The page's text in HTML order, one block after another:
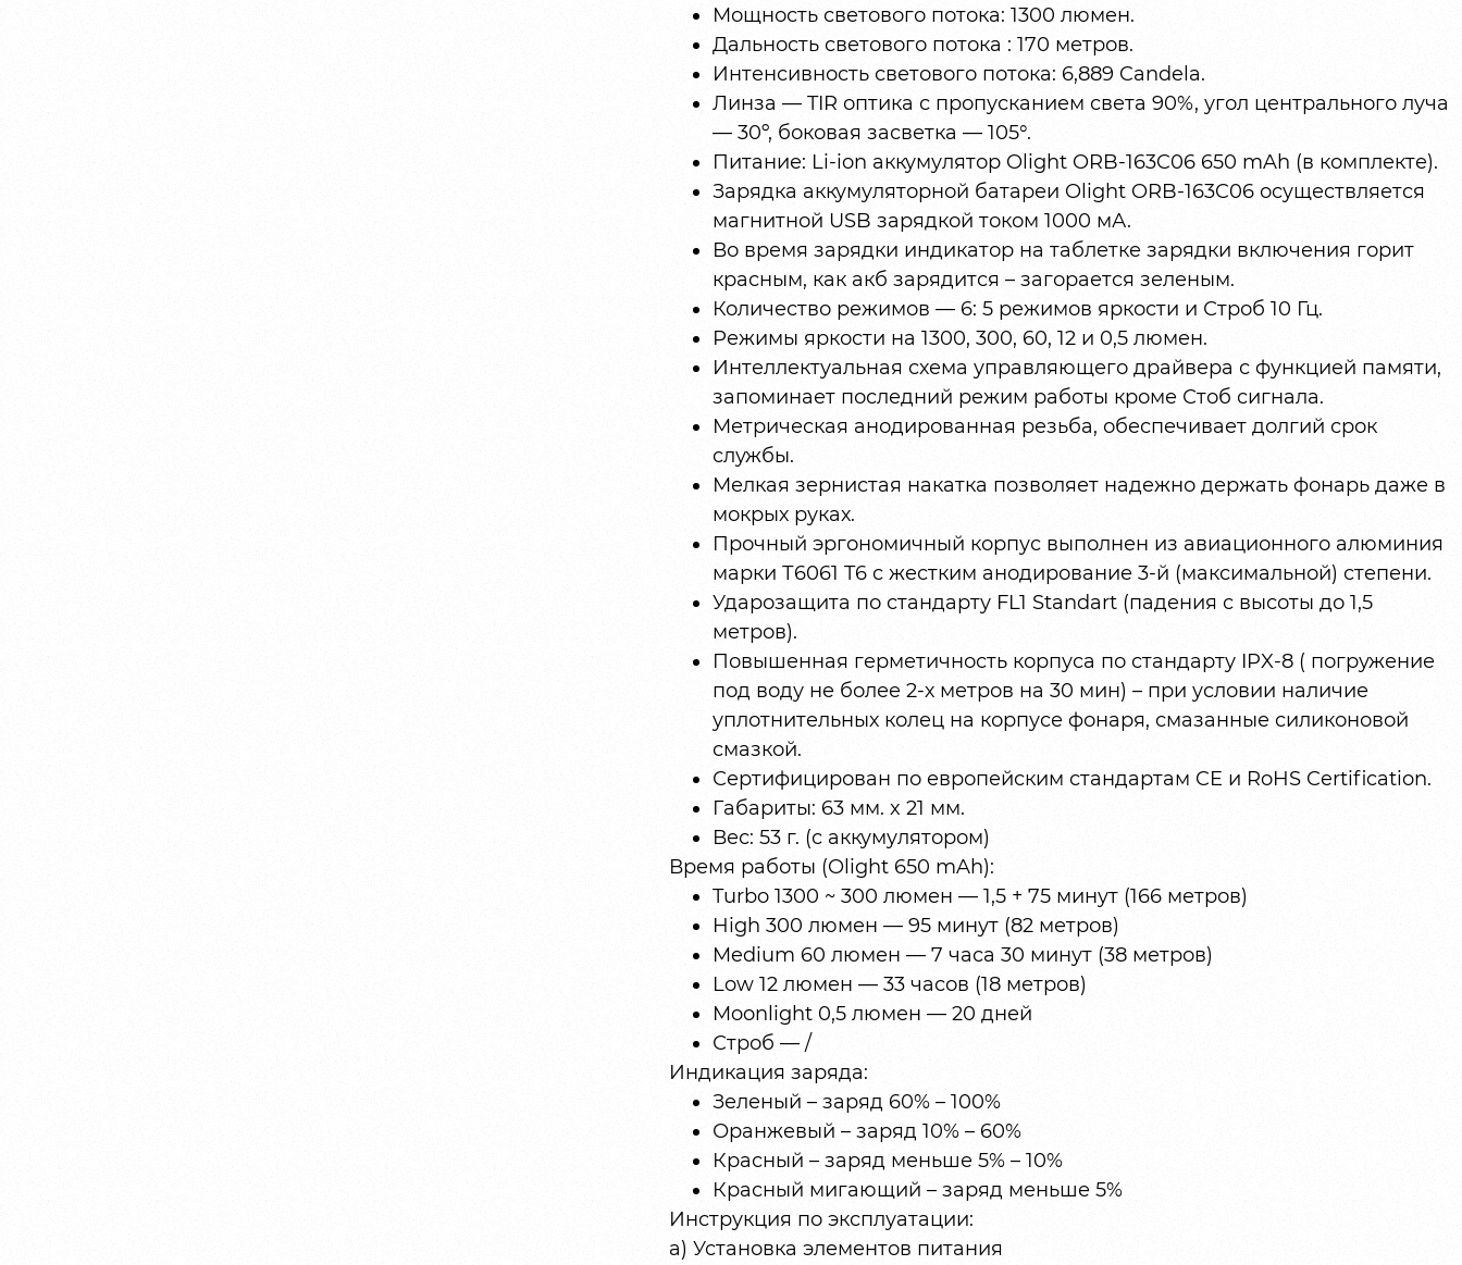
Мощность светового потока: 1300 люмен.
Дальность светового потока : 170 метров.
Интенсивность светового потока: 6,889 Candela.
Линза — TIR оптика с пропусканием света 90%, угол центрального луча
— 30º, боковая засветка — 105°.
Питание: Li-ion аккумулятор Olight ORB-163C06 650 mAh (в комплекте).
Зарядка аккумуляторной батареи Olight ORB-163C06 осуществляется
магнитной USB зарядкой током 1000 мА.
Во время зарядки индикатор на таблетке зарядки включения горит
красным, как акб зарядится – загорается зеленым.
Количество режимов — 6: 5 режимов яркости и Строб 10 Гц.
Режимы яркости на 1300, 300, 60, 12 и 0,5 люмен.
Интеллектуальная схема управляющего драйвера с функцией памяти,
запоминает последний режим работы кроме Стоб сигнала.
Метрическая анодированная резьба, обеспечивает долгий срок
службы.
Мелкая зернистая накатка позволяет надежно держать фонарь даже в
мокрых руках.
Прочный эргономичный корпус выполнен из авиационного алюминия
марки Т6061 T6 с жестким анодирование 3-й (максимальной) степени.
Ударозащита по стандарту FL1 Standart (падения с высоты до 1,5
метров).
Повышенная герметичность корпуса по стандарту IPX-8 ( погружение
под воду не более 2-х метров на 30 мин) – при условии наличие
уплотнительных колец на корпусе фонаря, смазанные силиконовой
смазкой.
Сертифицирован по европейским стандартам CE и RoHS Certification.
Габариты: 63 мм. x 21 мм.
Вес: 53 г. (с аккумулятором)
Время работы (Olight 650 mAh):
Turbo 1300 ~ 300 люмен — 1,5 + 75 минут (166 метров)
High 300 люмен — 95 минут (82 метров)
Medium 60 люмен — 7 часа 30 минут (38 метров)
Low 12 люмен — 33 часов (18 метров)
Moonlight 0,5 люмен — 20 дней
Строб — /
Индикация заряда:
Зеленый – заряд 60% – 100%
Оранжевый – заряд 10% – 60%
Красный – заряд меньше 5% – 10%
Красный мигающий – заряд меньше 5%
Инструкция по эксплуатации:
а) Установка элементов питания